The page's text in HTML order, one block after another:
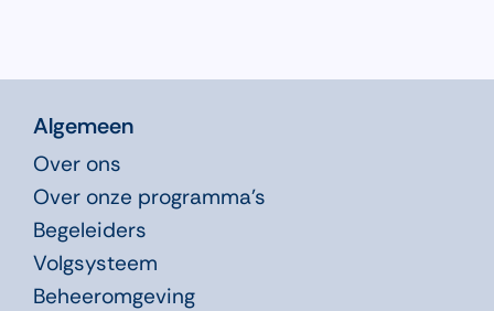
Algemeen
Over ons
Over onze programma’s
Begeleiders
Volgsysteem
Beheeromgeving